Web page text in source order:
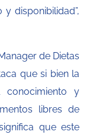
disponibilidad”,
de Dietas
que si bien la
y
libres de
que este